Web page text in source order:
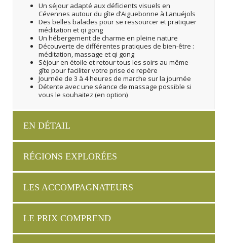
Un séjour adapté aux déficients visuels en
Cévennes autour du gîte d’Aiguebonne à Lanuéjols
Des belles balades pour se ressourcer et pratiquer
méditation et qi gong
Un hébergement de charme en pleine nature
Découverte de différentes pratiques de bien-être :
méditation, massage et qi gong
Séjour en étoile et retour tous les soirs au même
gîte pour faciliter votre prise de repère
Journée de 3 à 4 heures de marche sur la journée
Détente avec une séance de massage possible si
vous le souhaitez (en option)
EN DÉTAIL
RÉGIONS EXPLORÉES
LES ACCOMPAGNATEURS
LE PRIX COMPREND